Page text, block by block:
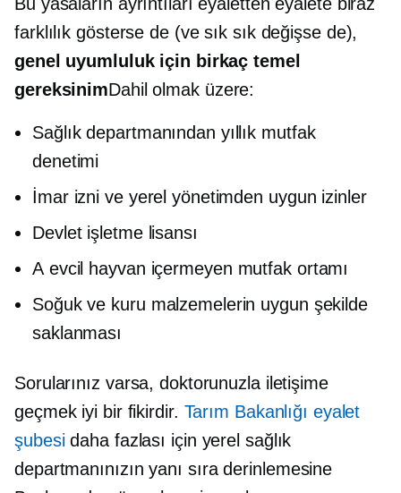
farklılık gösterse de (ve sık sık değişse de),
genel uyumluluk için birkaç temel
gereksinimDahil olmak üzere:
Sağlık departmanından yıllık mutfak
denetimi
İmar izni ve yerel yönetimden uygun izinler
Devlet işletme lisansı
A evcil hayvan içermeyen mutfak ortamı
Soğuk ve kuru malzemelerin uygun şekilde
saklanması
Sorularınız varsa, doktorunuzla iletişime
geçmek iyi bir fikirdir. Tarım Bakanlığı eyalet
şubesidaha fazlası için yerel sağlık
departmanınızın yanı sıraderinlemesine